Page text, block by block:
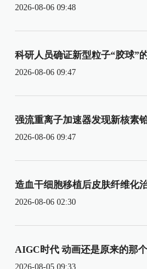
2026-08-06 09:48
科研人员确证新型粒子“胶球”
2026-08-06 09:47
强流重离子加速器发现新核素
2026-08-06 09:47
造血干细胞移植后皮肤纤维化
2026-08-06 02:30
AIGC时代 动画还是原来的那
2026-08-05 09:33